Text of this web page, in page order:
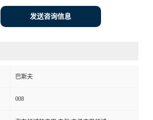
发送咨询信息
巴斯夫
008